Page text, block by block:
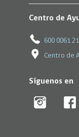
Centro de
600 0061
Centro de
Síguenos en